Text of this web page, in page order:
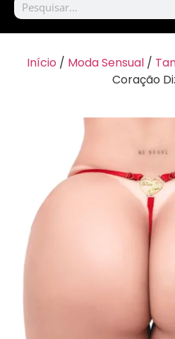
Início / Moda Sensual /
Coração